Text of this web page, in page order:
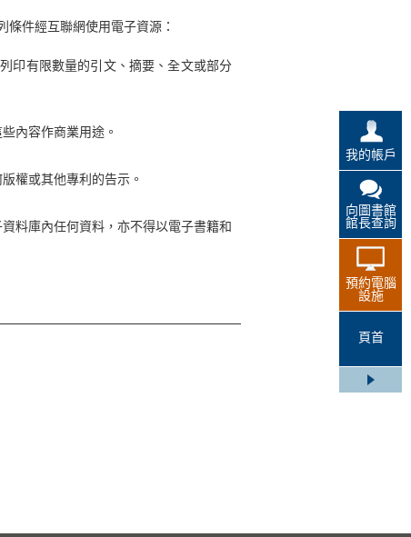
我的帳戶
向圖書館
館長查詢
預約電腦
設施
頁首
件經互聯網使用電子資源：
印有限數量的引文、摘要、全文或部分
內容作商業用途。
權或其他專利的告示。
料庫內任何資料，亦不得以電子書籍和